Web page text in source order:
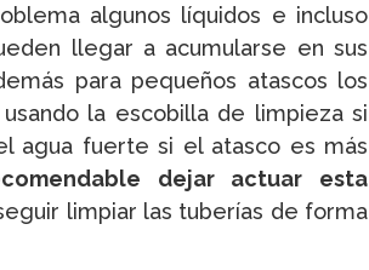
algunos líquidos e incluso
llegar a acumularse en sus
para pequeños atascos los
la escobilla de limpieza si
agua fuerte si el atasco es más
dejar actuar esta
limpiar las tuberías de forma